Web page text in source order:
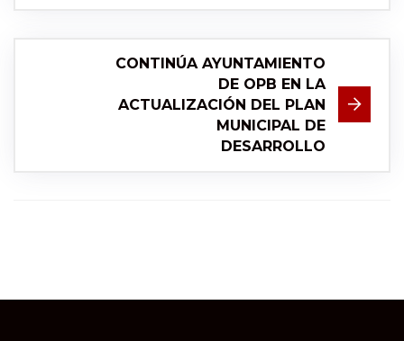
CONTINÚA AYUNTAMIENTO
DE OPB EN LA
ACTUALIZACIÓN DEL PLAN
MUNICIPAL DE
DESARROLLO